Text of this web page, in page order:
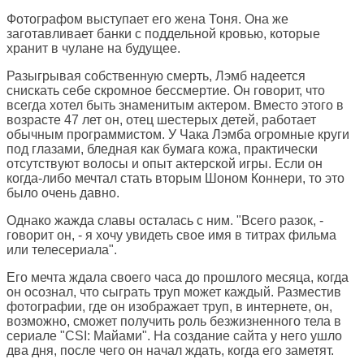
Фотографом выступает его жена Тоня. Она же
заготавливает банки с поддельной кровью, которые
хранит в чулане на будущее.
Разыгрывая собственную смерть, Лэмб надеется
снискать себе скромное бессмертие. Он говорит, что
всегда хотел быть знаменитым актером. Вместо этого в
возрасте 47 лет он, отец шестерых детей, работает
обычным программистом. У Чака Лэмба огромные круги
под глазами, бледная как бумага кожа, практически
отсутствуют волосы и опыт актерской игры. Если он
когда-либо мечтал стать вторым Шоном Коннери, то это
было очень давно.
Однако жажда славы осталась с ним. "Всего разок, -
говорит он, - я хочу увидеть свое имя в титрах фильма
или телесериала".
Его мечта ждала своего часа до прошлого месяца, когда
он осознал, что сыграть труп может каждый. Разместив
фотографии, где он изображает труп, в интернете, он,
возможно, сможет получить роль безжизненного тела в
сериале "CSI: Майами". На создание сайта у него ушло
два дня, после чего он начал ждать, когда его заметят.